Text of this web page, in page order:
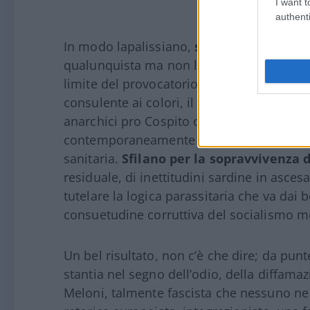
In modo lapalissiano, sfilano per ciò che
qualunquista ma non lo si può
limite del provocatorio o dello stupido,
consulente ai colori, il moralismo
anarchici pro Cospito o nella
contemporaneamente autoritario fino
sanitaria. Sfilano per la sopravvivenza
residuale, di inettitudini sardine in
tutelare la logica parassitaria che va dai
consuetudine corruttiva del socialismo
Un bel risultato, non c’è che dire; da
stantia nel segno dell’odio, della
Meloni, talmente fascista che nessuno